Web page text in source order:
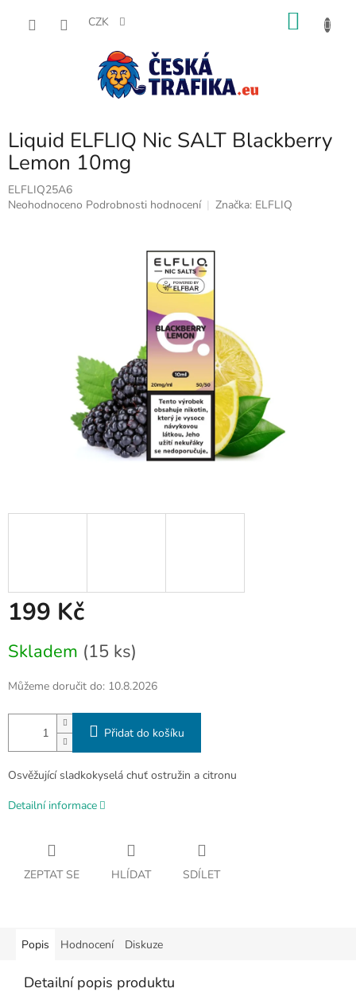
CZK
Liquid ELFLIQ Nic SALT Blackberry
Lemon 10mg
ELFLIQ25A6
Průměrné
Neohodnoceno Podrobnosti hodnocení Značka: ELFLIQ
199 Kč
cena:
Skladem (15 ks)
Můžeme doručit do: 10.8.2026
Přidat do košíku
Osvěžující sladkokyselá chuť ostružin a citronu
Detailní informace
ZEPTAT SE HLÍDAT SDÍLET
Popis Hodnocení Diskuze
Detailní popis produktu